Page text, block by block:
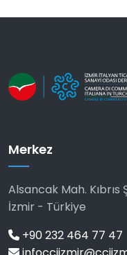
Merkez
Alsancak Mah.
İzmir - Türkiye
+90 232 464 77 47